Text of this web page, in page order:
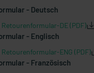
- Deutsch
DE (PDF)
- Englisch
ENG (PDF)
- Französisch